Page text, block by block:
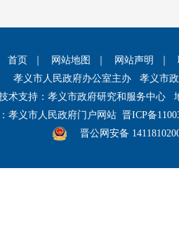
首页 网站地图 网站声明
孝义市人民政府办公室主办 孝义市
术支持：孝义市政府研究和服务中心
孝义市人民政府门户网站 晋ICP备
晋公网安备